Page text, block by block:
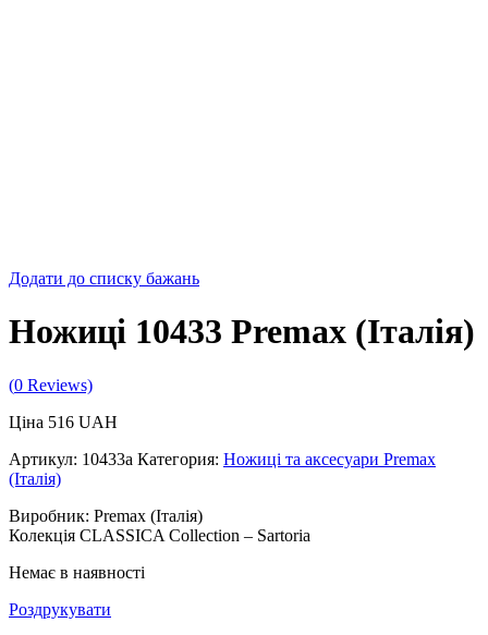
Додати до списку бажань
Ножиці 10433 Premax (Італія)
(0 Reviews)
Ціна 516 UAH
Артикул: 10433a Категория: Ножиці та аксесуари Premax
(Італія)
Виробник: Premax (Італія)
Колекція CLASSICA Collection – Sartoria
Немає в наявності
Роздрукувати